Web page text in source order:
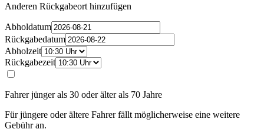
Anderen Rückgabeort hinzufügen
Abholdatum
Rückgabedatum
Abholzeit
Rückgabezeit
Fahrer jünger als 30 oder älter als 70 Jahre
Für jüngere oder ältere Fahrer fällt möglicherweise eine weitere
Gebühr an.